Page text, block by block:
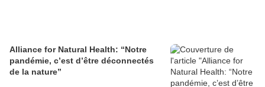
Alliance for Natural Health: “Notre
pandémie, c’est d’être déconnectés
de la nature”